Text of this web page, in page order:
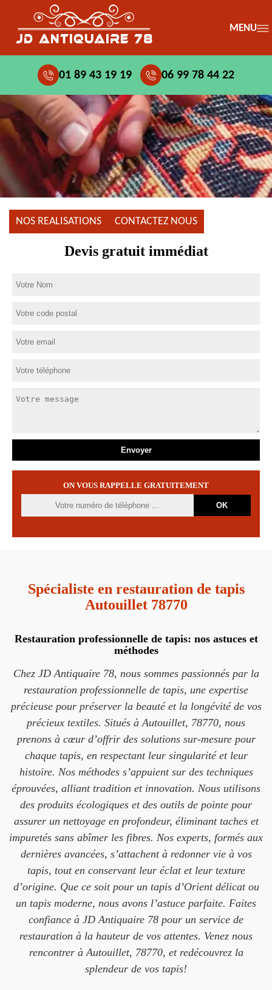
MENU
01 89 43 19 19 06 99 78 44 22
NOS REALISATIONS CONTACTEZ NOUS
Devis gratuit immédiat
ON VOUS RAPPELLE GRATUITEMENT
Spécialiste en restauration de tapis
Autouillet 78770
Restauration professionnelle de tapis: nos astuces et
méthodes
Chez JD Antiquaire 78, nous sommes passionnés par la
restauration professionnelle de tapis, une expertise
précieuse pour préserver la beauté et la longévité de vos
précieux textiles. Situés à Autouillet, 78770, nous
prenons à cœur d’offrir des solutions sur-mesure pour
chaque tapis, en respectant leur singularité et leur
histoire. Nos méthodes s’appuient sur des techniques
éprouvées, alliant tradition et innovation. Nous utilisons
des produits écologiques et des outils de pointe pour
assurer un nettoyage en profondeur, éliminant taches et
impuretés sans abîmer les fibres. Nos experts, formés aux
dernières avancées, s’attachent à redonner vie à vos
tapis, tout en conservant leur éclat et leur texture
d’origine. Que ce soit pour un tapis d’Orient délicat ou
un tapis moderne, nous avons l’astuce parfaite. Faites
confiance à JD Antiquaire 78 pour un service de
restauration à la hauteur de vos attentes. Venez nous
rencontrer à Autouillet, 78770, et redécouvrez la
splendeur de vos tapis!